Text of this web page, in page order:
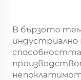
В бързото